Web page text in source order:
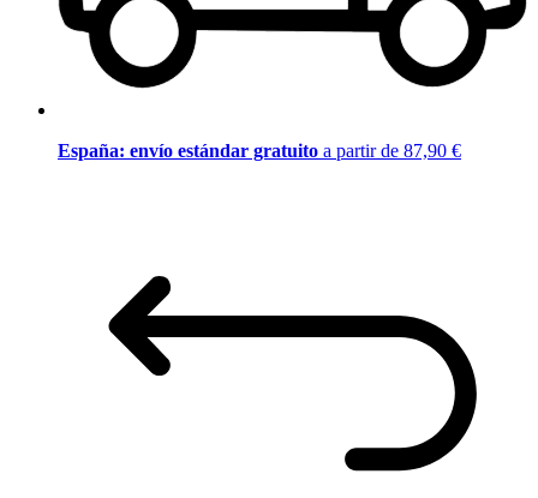
España: envío estándar gratuito a partir de 87,90 €